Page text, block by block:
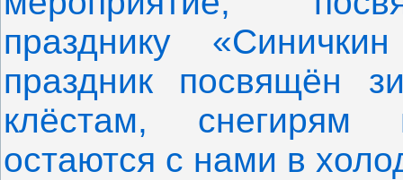
празднику
праздник посвящён
клёстам, снегирям
остаются с нами в